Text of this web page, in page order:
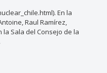
En la
Raul Ramírez,
la Sala del Consejo de la